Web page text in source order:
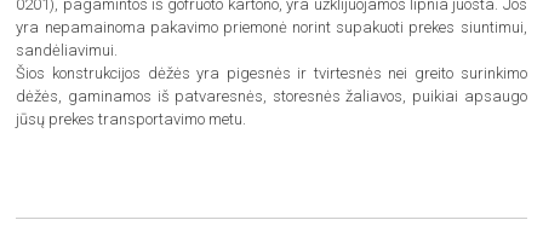
0201), pagamintos iš gofruoto kartono, yra užklijuojamos lipnia juosta. Jos
yra nepamainoma pakavimo priemonė norint supakuoti prekes siuntimui,
sandėliavimui.
Šios konstrukcijos dėžės yra pigesnės ir tvirtesnės nei greito surinkimo
dėžės, gaminamos iš patvaresnės, storesnės žaliavos, puikiai apsaugo
jūsų prekes transportavimo metu.